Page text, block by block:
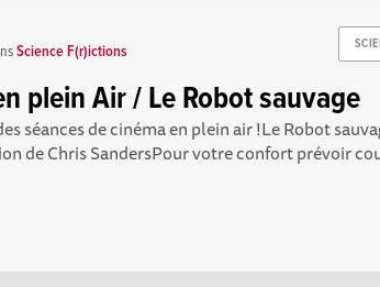
Science F(r)ictions
plein Air / Le Robot sauvage
séances de cinéma en plein air !Le Robot
de Chris SandersPour votre confort prévoir